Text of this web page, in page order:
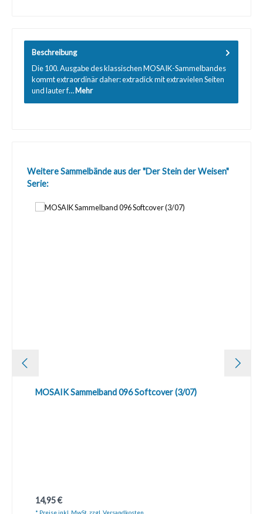
Beschreibung
Die 100. Ausgabe des klassischen MOSAIK-Sammelbandes
kommt extraordinär daher: extradick mit extravielen Seiten
und lauter f…Mehr
Produktgalerie überspringen
Weitere Sammelbände aus der "Der Stein der Weisen"
Serie:
MOSAIK Sammelband 096 Softcover (3/07)
Regulärer Preis:
14,95 €
* Preise inkl. MwSt. zzgl. Versandkosten